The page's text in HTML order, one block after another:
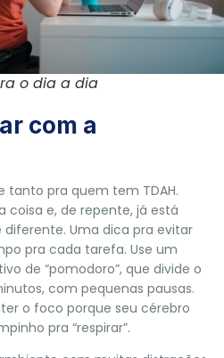
o dia a dia
com a
tanto pra quem tem TDAH.
e, de repente, já está
Uma dica pra evitar
pra cada tarefa. Use um
de “pomodoro”, que divide o
com pequenas pausas.
o foco porque seu cérebro
pra “respirar”.